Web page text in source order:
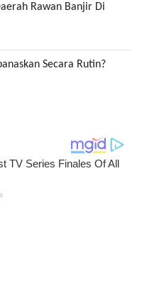
Rawan Banjir Di
Secara Rutin?